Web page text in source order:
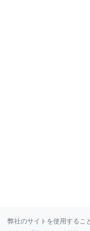
弊社のサイトを使用するこ